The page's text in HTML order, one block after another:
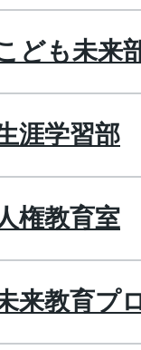
ども未来
涯学習部
権教育室
来教育プ